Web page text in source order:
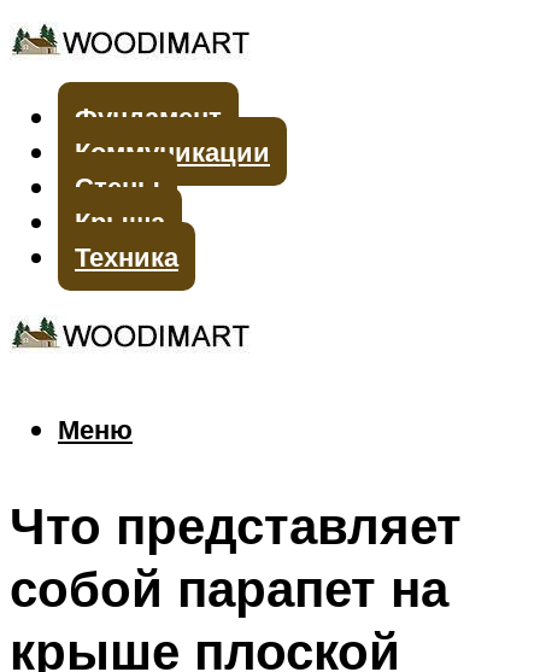
Фундамент
Коммуникации
Стены
Крыша
Техника
Меню
Меню
Что представляет
собой парапет на
крыше плоской